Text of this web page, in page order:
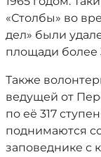
«Столбы» во
дел» были
площади более
Также
ведущей от
по её 317
поднимаются
заповеднике с